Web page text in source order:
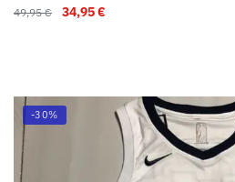
49,95€ 34,95€
-30%